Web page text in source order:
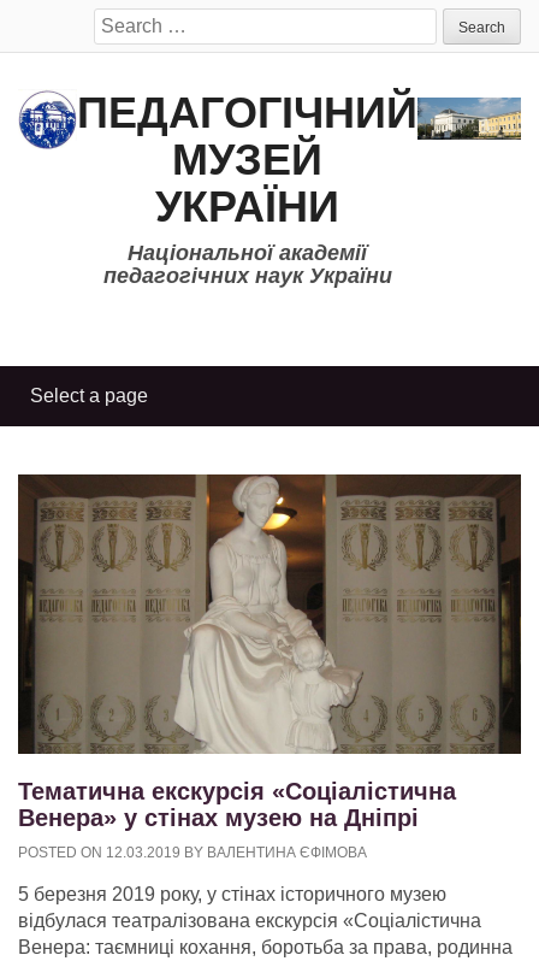
Search
for:
ПЕДАГОГІЧНИЙ
МУЗЕЙ
УКРАЇНИ
Національної академії
педагогічних наук України
Тематична екскурсія «Соціалістична
Венера» у стінах музею на Дніпрі
POSTED ON 12.03.2019 BY ВАЛЕНТИНА ЄФІМОВА
5 березня 2019 року, у стінах історичного музею
відбулася театралізована екскурсія «Соціалістична
Венера: таємниці кохання, боротьба за права, родинна